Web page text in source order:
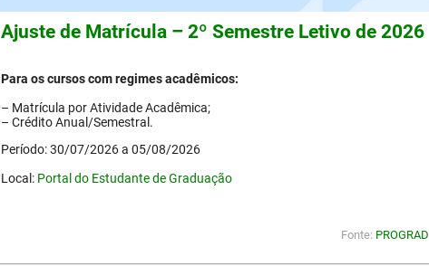
Ajuste de Matrícula – 2º Semestre Letivo de 2026
Para os cursos com regimes acadêmicos:
– Matrícula por Atividade Acadêmica;
– Crédito Anual/Semestral.
Período: 30/07/2026 a 05/08/2026
Local: Portal do Estudante de Graduação
Fonte: PROGRAD